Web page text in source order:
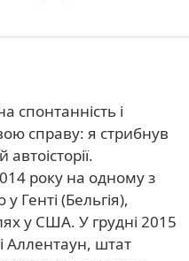
спонтанність і
справу: я стрибнув
року на одному з
Генті (Бельгія),
у США. У грудні 2015
Аллентаун, штат